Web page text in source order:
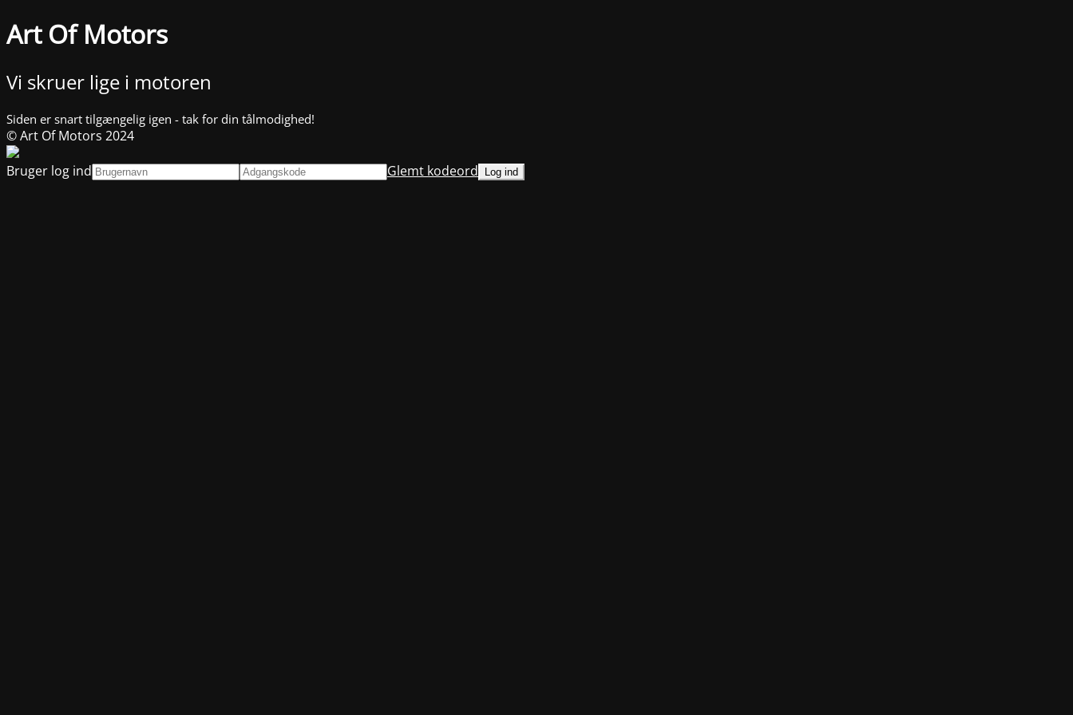
Art Of Motors
Vi skruer lige i motoren
Siden er snart tilgængelig igen - tak for din tålmodighed!
© Art Of Motors 2024
Bruger log ind
Glemt kodeord